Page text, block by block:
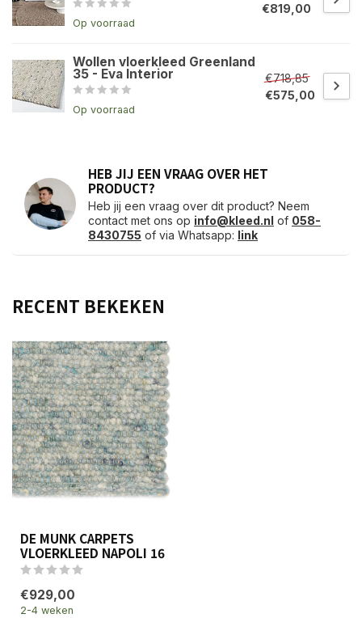
Op voorraad
€819,00
Wollen vloerkleed Greenland
35 - Eva Interior
Op voorraad
€718,85
€575,00
HEB JIJ EEN VRAAG OVER HET
PRODUCT?
Heb jij een vraag over dit product? Neem
contact met ons op info@kleed.nl of 058-
8430755 of via Whatsapp: link
RECENT BEKEKEN
DE MUNK CARPETS
VLOERKLEED NAPOLI 16
€929,00
2-4 weken